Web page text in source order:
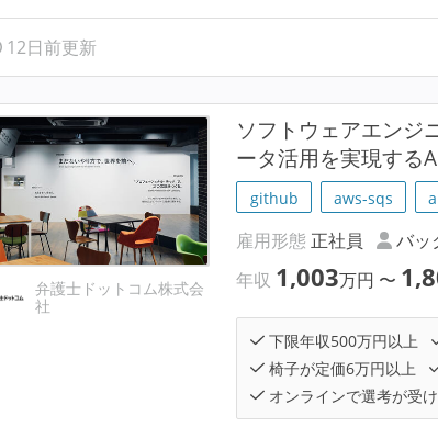
12日前更新
弁護士ドットコム株式会
社
ソフトウェアエンジ
ータ活用を実現する
github aws-sqs
雇用形態 正社員 バッ
年収 1,003万円 〜
下限年収500万円以上
椅子が定価6万円以上
オンラインで選考が受